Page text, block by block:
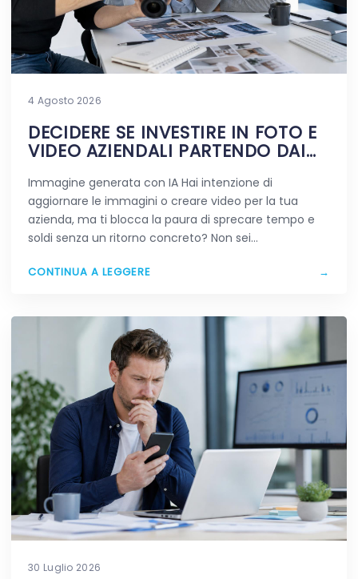
4 Agosto 2026
DECIDERE SE INVESTIRE IN FOTO E
VIDEO AZIENDALI PARTENDO DAI
Immagine generata con IA Hai intenzione di
aggiornare le immagini o creare video per la tua
azienda, ma ti blocca la paura di sprecare tempo e
soldi senza un ritorno concreto? Non sei…
CONTINUA A LEGGERE →
30 Luglio 2026